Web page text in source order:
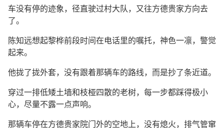
车没有停的迹象，径直驶过村大队，又往方德贵家方向去
了。
陈知远想起黎桦前段时间在电话里的嘱托，神色一凛，警觉
起来。
他拢了拢外套，没有跟着那辆车的路线，而是抄了条近道。
穿过一排低矮土墙和枝桠四散的老树，每一步都踩得极小
心，尽量不露一点声响。
那辆车停在方德贵家院门外的空地上，没有熄火，排气管窜